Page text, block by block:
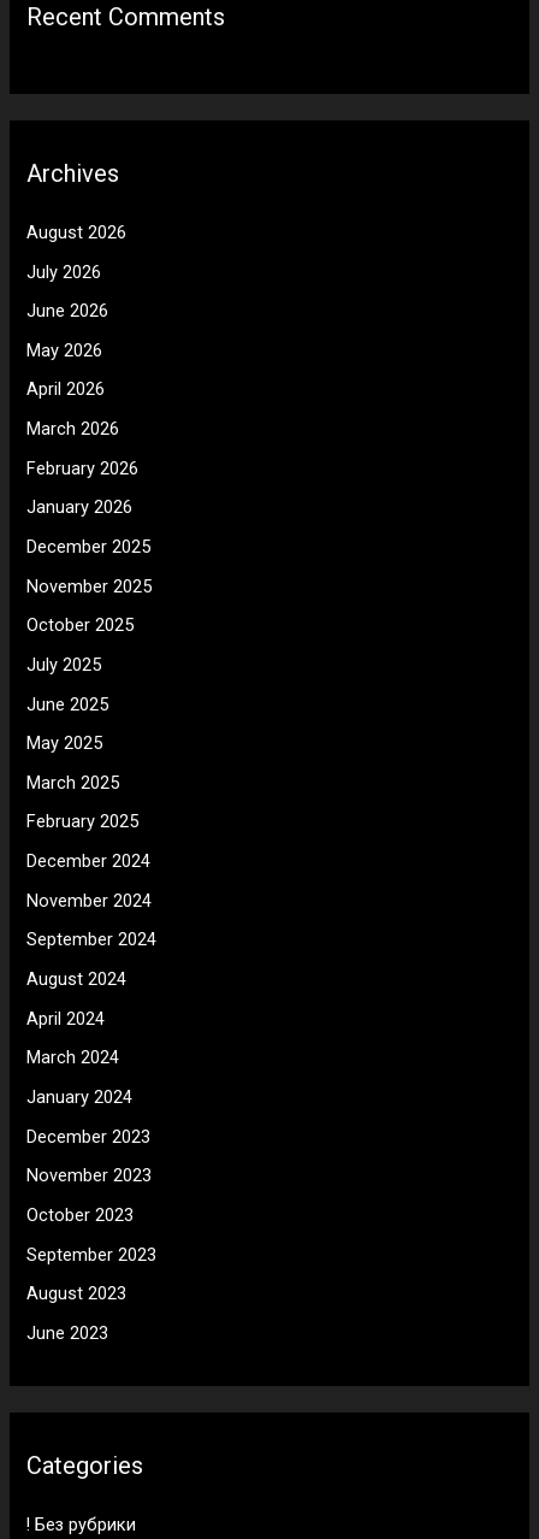
Recent Comments
Archives
August 2026
July 2026
June 2026
May 2026
April 2026
March 2026
February 2026
January 2026
December 2025
November 2025
October 2025
July 2025
June 2025
May 2025
March 2025
February 2025
December 2024
November 2024
September 2024
August 2024
April 2024
March 2024
January 2024
December 2023
November 2023
October 2023
September 2023
August 2023
June 2023
Categories
! Без рубрики